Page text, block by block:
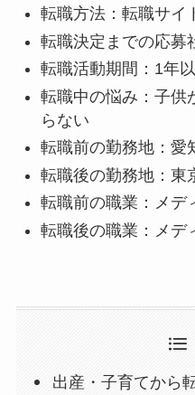
転職方法：転職サイ
転職決定までの応募
転職活動期間：1年
転職中の悩み：子供
らない
転職前の勤務地：愛
転職後の勤務地：東
転職前の職業：メデ
転職後の職業：メデ
出産・子育てから